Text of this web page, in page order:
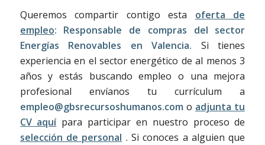
Queremos compartir contigo esta oferta de
empleo: Responsable de compras del sector
Energías Renovables en Valencia. Si tienes
experiencia en el sector energético de al menos 3
años y estás buscando empleo o una mejora
profesional envíanos tu currículum a
empleo@gbsrecursoshumanos.com o adjunta tu
CV aquípara participar en nuestro proceso de
selección de personal . Si conoces a alguien que